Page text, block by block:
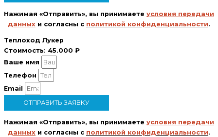
Нажимая «Отправить», вы принимаете условия передачи
данных и согласны с политикой конфиденциальности.
Теплоход Лукер
Стоимость: 45.000 ₽
Ваше имя
Телефон
Email
ОТПРАВИТЬ ЗАЯВКУ
Нажимая «Отправить», вы принимаете условия передачи
данных и согласны с политикой конфиденциальности.